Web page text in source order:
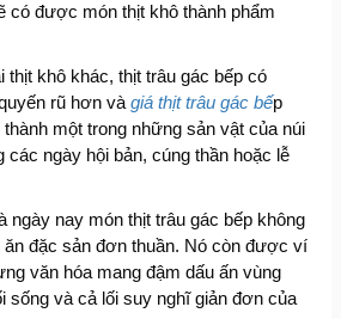
có được món thịt khô thành phẩm
khô khác, thịt trâu gác bếp có
rũ hơn và giá thịt trâu gác bếp
một trong những sản vật của núi
ngày hội bản, cúng thần hoặc lễ
ngày nay món thịt trâu gác bếp không
đặc sản đơn thuần. Nó còn được ví
văn hóa mang đậm dấu ấn vùng
sống và cả lối suy nghĩ giản đơn của